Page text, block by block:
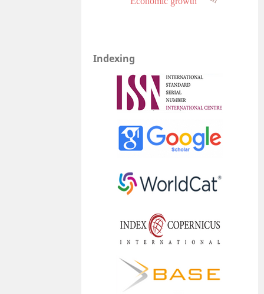
Indexing